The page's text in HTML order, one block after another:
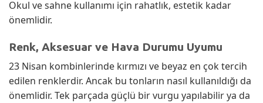
Okul ve sahne kullanımı için rahatlık, estetik kadar
önemlidir.
Renk, Aksesuar ve Hava Durumu Uyumu
23 Nisan kombinlerinde kırmızı ve beyaz en çok tercih
edilen renklerdir. Ancak bu tonların nasıl kullanıldığı da
önemlidir. Tek parçada güçlü bir vurgu yapılabilir ya da